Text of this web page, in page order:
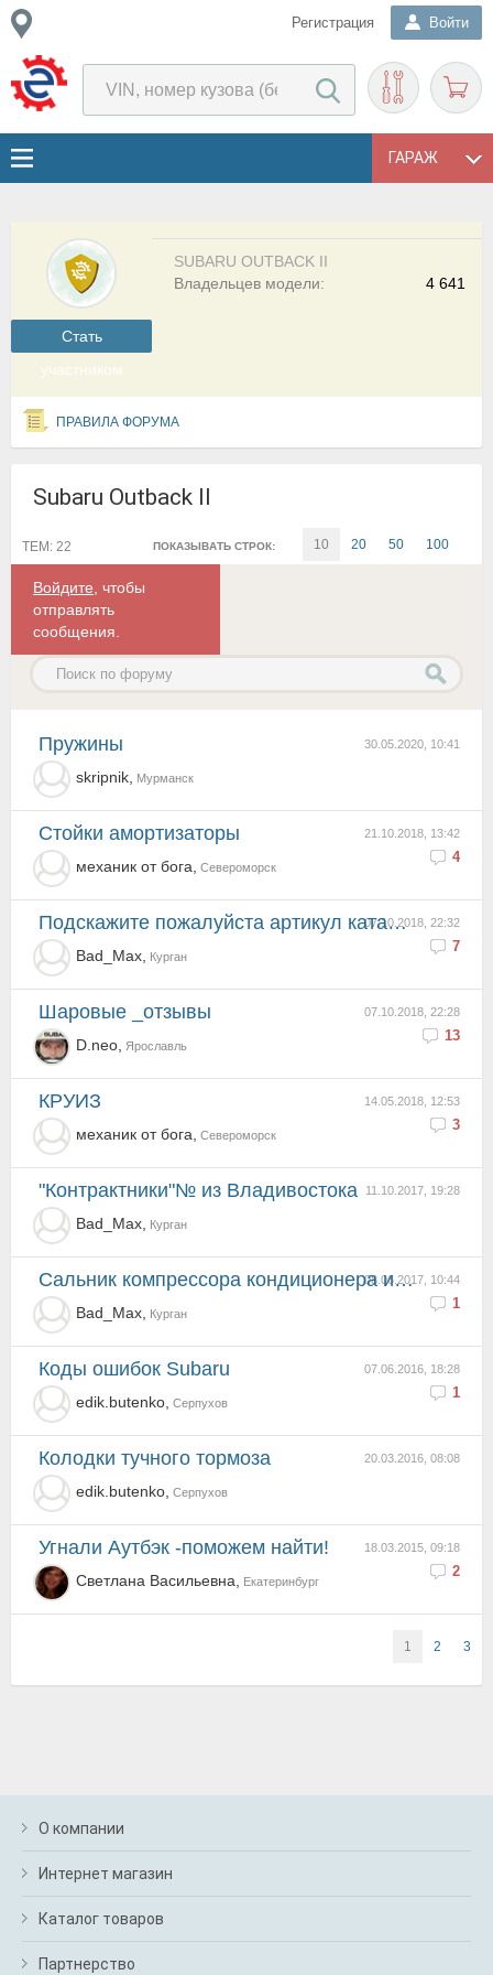
Регистрация Войти
ГАРАЖ
Cтать
участником
SUBARU OUTBACK II
4 641
Владельцев модели:
ПРАВИЛА ФОРУМА
Subaru Outback II
ПОКАЗЫВАТЬ СТРОК: 10 20 50 100
ТЕМ: 22
Войдите , чтобы
отправлять
сообщения.
30.05.2020, 10:41
пружины
skripnik, Мурманск
21.10.2018, 13:42
4
Стойки амортизаторы
механик от бога, Североморск
07.10.2018, 22:32
7
Подскажите пожалуйста артикул катализатора на аутбэк 6-3.0-209 л.с. 2002 г.в.
Bad_Max, Курган
07.10.2018, 22:28
13
Шаровые _отзывы
D.neo, Ярославль
14.05.2018, 12:53
3
КРУИЗ
механик от бога, Североморск
11.10.2017, 19:28
"контрактники"№ из Владивостока
Bad_Max, Курган
08.06.2017, 10:44
1
сальник компрессора кондиционера и подшипник муфты
Bad_Max, Курган
07.06.2016, 18:28
1
Коды ошибок Subaru
edik.butenko, Серпухов
20.03.2016, 08:08
Колодки тучного тормоза
edik.butenko, Серпухов
18.03.2015, 09:18
2
Угнали Аутбэк -поможем найти!
Светлана Васильевна, Екатеринбург
1 2 3
О компании
Интернет магазин
Каталог товаров
Партнерство